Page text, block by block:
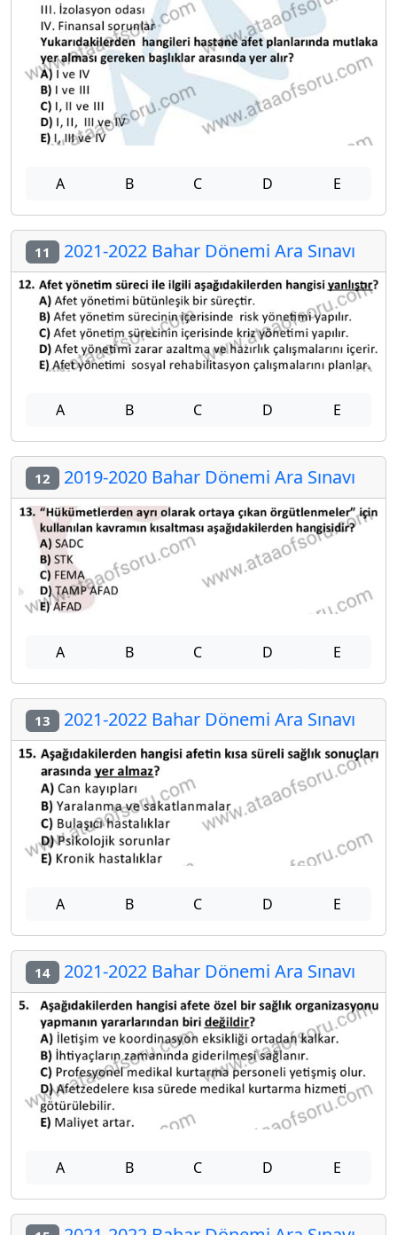
A B C D E
11 2021-2022 Bahar Dönemi Ara Sınavı
A B C D E
12 2019-2020 Bahar Dönemi Ara Sınavı
A B C D E
13 2021-2022 Bahar Dönemi Ara Sınavı
A B C D E
14 2021-2022 Bahar Dönemi Ara Sınavı
A B C D E